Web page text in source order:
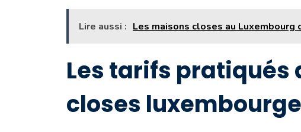
Lire aussi : Les maisons closes au
Les tarifs pratiqués
closes